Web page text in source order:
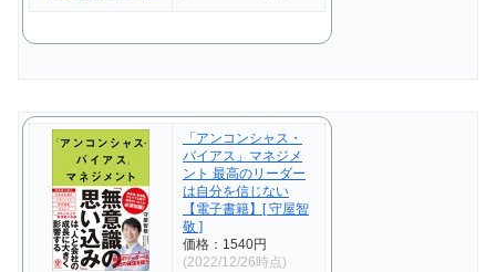
「アンコンシャス・
バイアス」マネジメ
ント 最高のリーダー
は自分を信じない
【電子書籍】[ 守屋智
敬 ]
価格：1540円
(2022/12/26時点)